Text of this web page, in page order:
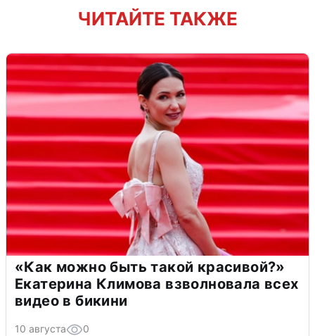
ЧИТАЙТЕ ТАКЖЕ
«Как можно быть такой красивой?»
Екатерина Климова взволновала всех
видео в бикини
10 августа 0